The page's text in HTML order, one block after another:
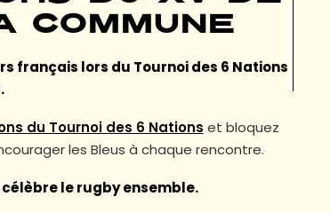
Commune
français lors du Tournoi des 6 Nations
du Tournoi des 6 Nations et bloquez
les Bleus à chaque rencontre.
le rugby ensemble.